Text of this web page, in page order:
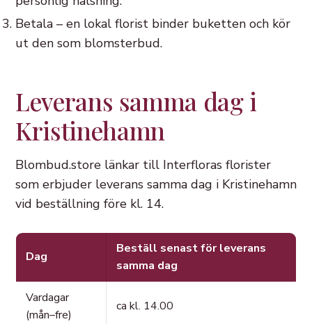
Betala – en lokal florist binder buketten och kör
ut den som blomsterbud.
Leverans samma dag i
Kristinehamn
Blombud.store länkar till Interfloras florister
som erbjuder leverans samma dag i Kristinehamn
vid beställning före kl. 14.
Dag
Beställ senast för leverans
samma dag
Vardagar
(mån–fre)
ca kl. 14.00